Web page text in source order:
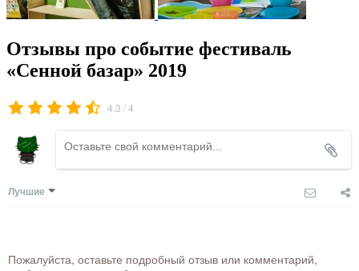
Отзывы про событие фестиваль
«Сенной базар» 2019
4.3 /4
Лучшие
Пожалуйста, оставьте подробный отзыв или комментарий,